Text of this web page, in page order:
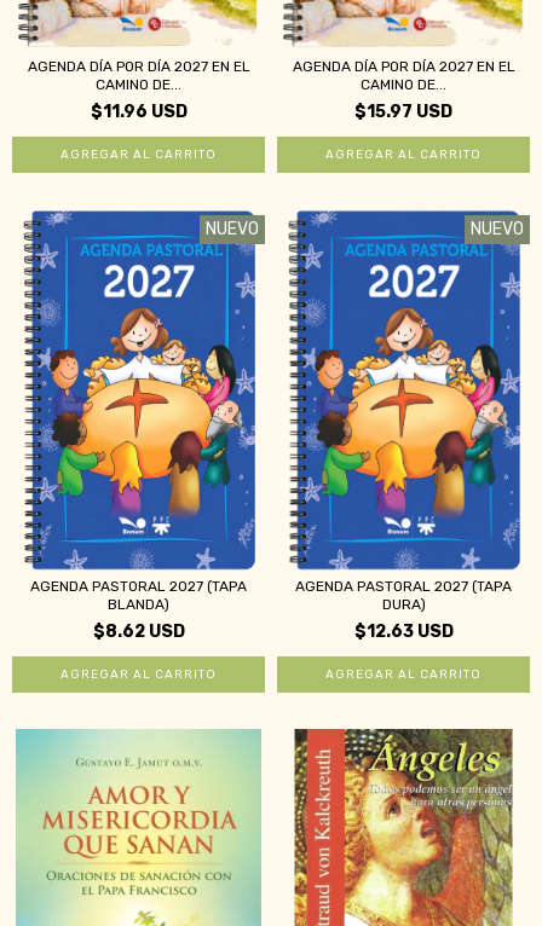
AGENDA DÍA POR DÍA 2027 EN EL
CAMINO DE...
$11.96 USD
AGENDA DÍA POR DÍA 2027 EN EL
CAMINO DE...
$15.97 USD
NUEVO
AGENDA PASTORAL 2027 (TAPA
BLANDA)
$8.62 USD
NUEVO
AGENDA PASTORAL 2027 (TAPA
DURA)
$12.63 USD